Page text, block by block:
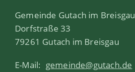
Gemeinde Gutach im Breisgau
Dorfstraße 33
79261 Gutach im Breisgau
E-Mail: gemeinde@gutach.de